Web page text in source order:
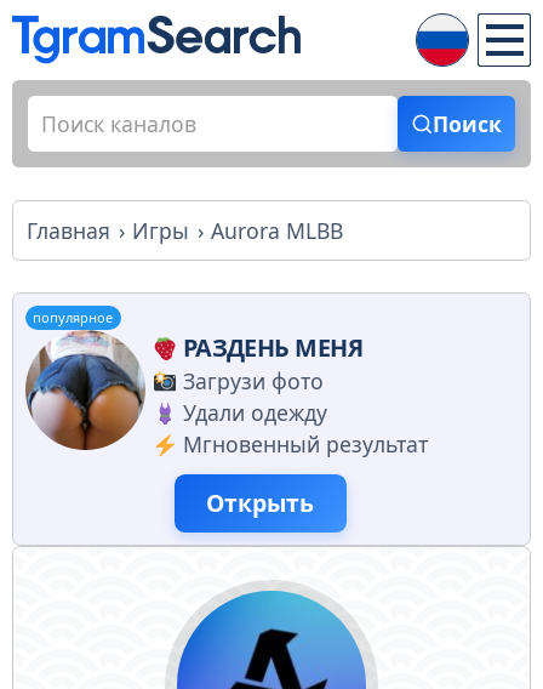
Поиск
Главная Игры Aurora MLBB
популярное
РАЗДЕНЬ МЕНЯ
Загрузи фото
Удали одежду
Мгновенный результат
Открыть